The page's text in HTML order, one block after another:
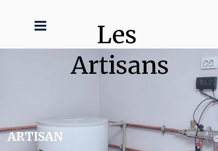
Les
Artisans
ARTISAN